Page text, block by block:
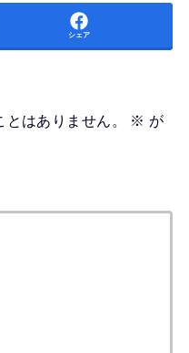
シェア
はありません。 ※ が